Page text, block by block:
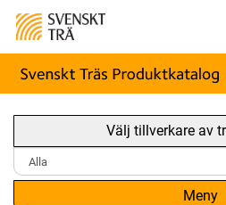
Välj tillverkare av
Meny